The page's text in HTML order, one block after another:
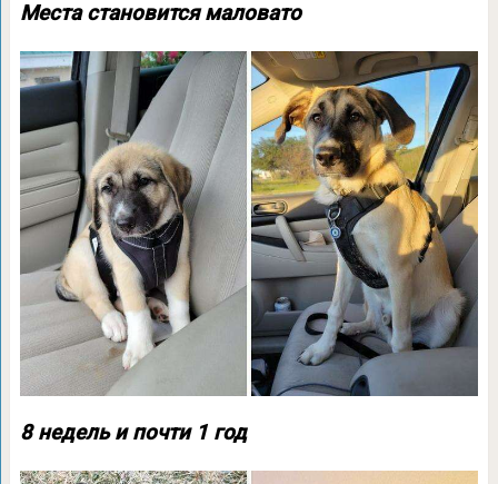
Места становится маловато
8 недель и почти 1 год